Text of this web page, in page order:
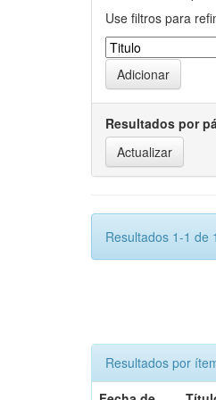
Use filtros para
Resultados por
Resultados 1-1 de
Resultados por